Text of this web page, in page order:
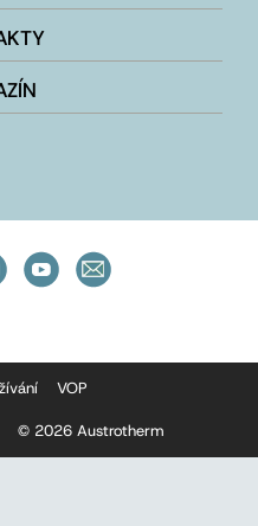
VOP
© 2026 Austrotherm